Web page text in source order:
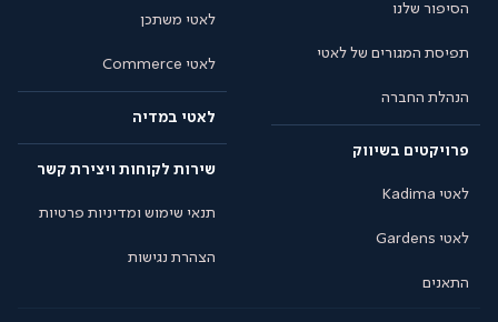
הסיפור שלנו
תפיסת המגורים של לאטי
הנהלת החברה
פרויקטים בשיווק
לאטי Kadima
לאטי Gardens
התאנים
לאטי משתכן
לאטי Commerce
לאטי במדיה
שירות לקוחות ויצירת קשר
תנאי שימוש ומדיניות פרטיות
הצהרת נגישות